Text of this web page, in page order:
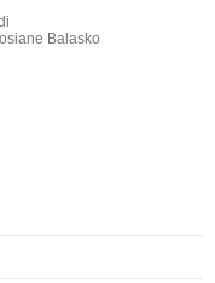
Balasko